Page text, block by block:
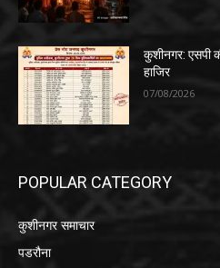
कुशीनगर: एसपी
हाजिर
07/08/2026
POPULAR CATEGORY
कुशीनगर समाचार
पडरौना